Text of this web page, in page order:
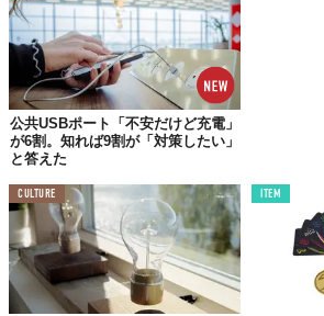
公共USBポート「不安だけど充電」
が6割。知れば9割が「対策したい」
と答えた
CULTURE ITEM